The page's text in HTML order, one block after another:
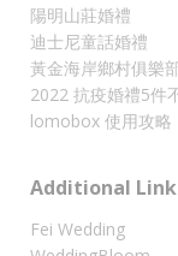
陽明山莊婚禮
迪士尼童話婚禮
黃金海岸鄉村俱樂
2022 抗疫婚禮5件
lomobox 使用攻略
Additional
Fei Wedding